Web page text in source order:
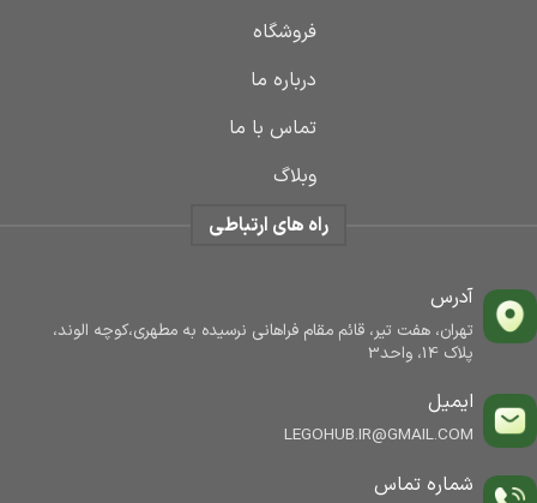
فروشگاه
درباره ما
تماس با ما
وبلاگ
راه های ارتباطی
آدرس
تهران، هفت تیر، قائم مقام فراهانی نرسیده به مطهری،کوچه الوند،
پلاک 14، واحد3
ایمیل
LEGOHUB.IR@GMAIL.COM
شماره تماس